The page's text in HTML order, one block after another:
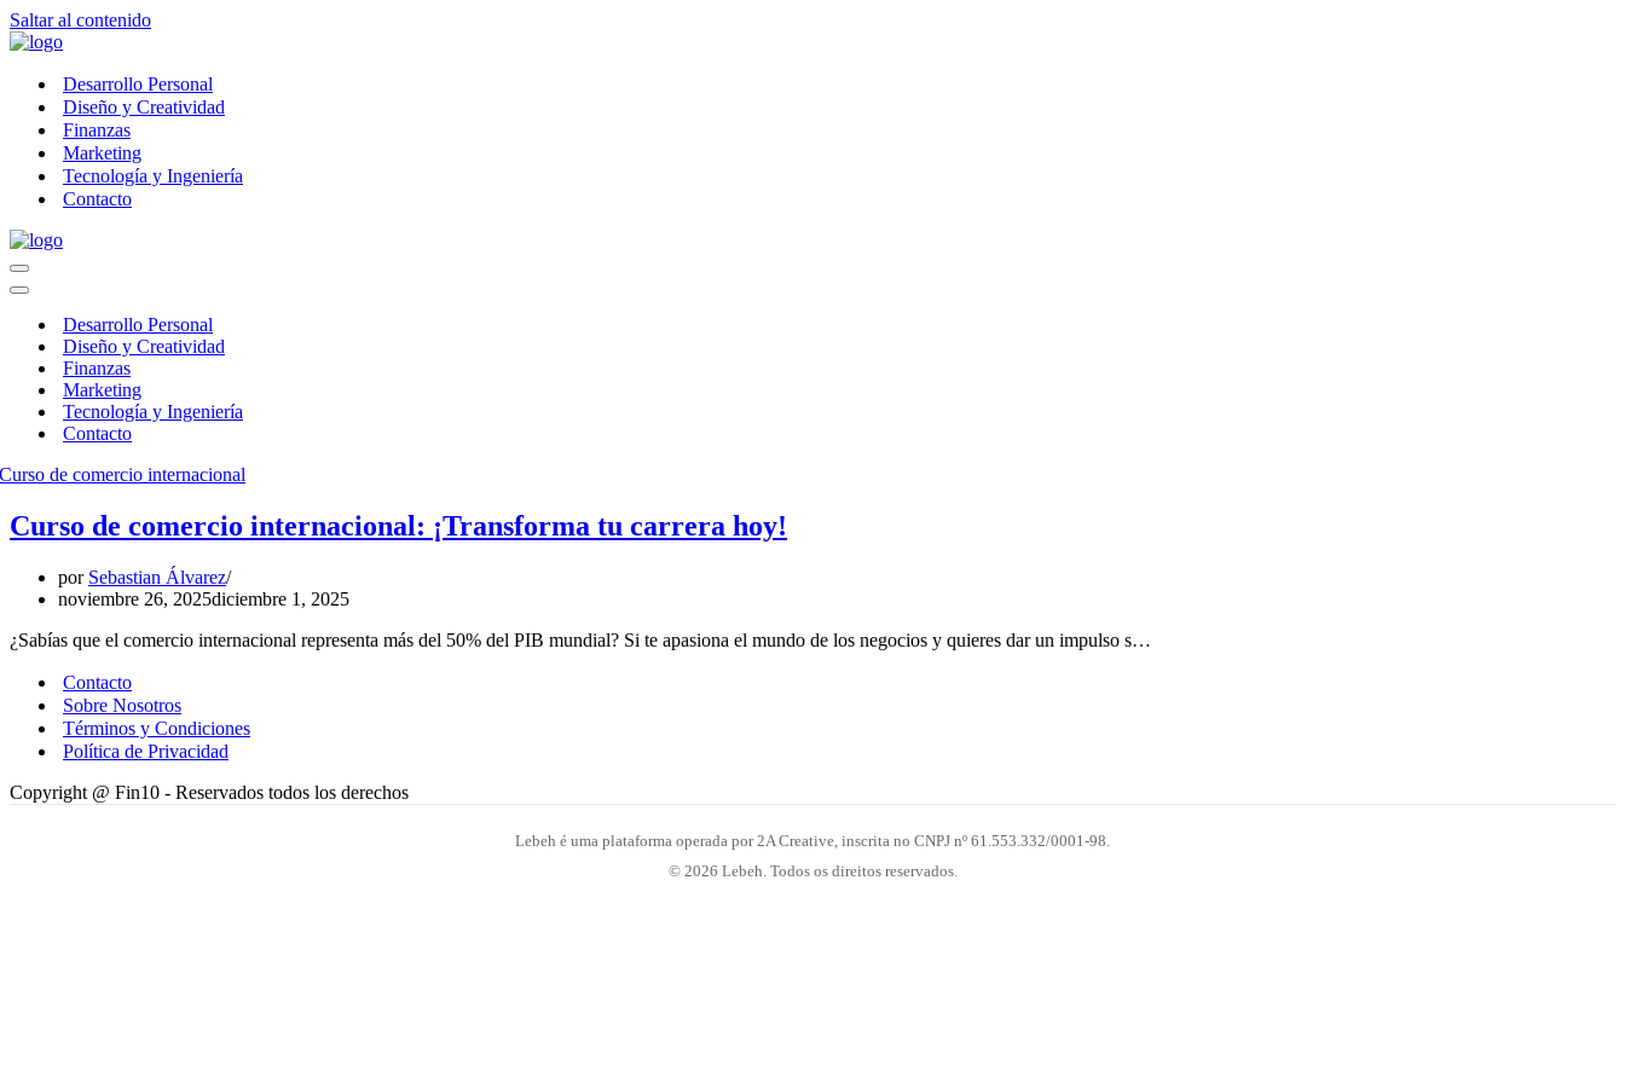
Saltar al contenido
Desarrollo Personal
Diseño y Creatividad
Finanzas
Marketing
Tecnología y Ingeniería
Contacto
Menú
de
Menú
navegaciónDesarrollo Personal
Diseño y Creatividad
Finanzas
Marketing
Tecnología y Ingeniería
Contacto
Curso de comercio internacional: ¡Transforma tu carrera hoy!
por Sebastian Álvarez
noviembre 26, 2025diciembre 1, 2025
¿Sabías que el comercio internacional representa más del 50% del PIB mundial? Si te apasiona el mundo de los negocios y quieres dar un impulso s…
Contacto
Sobre Nosotros
Términos y Condiciones
Política de Privacidad
Copyright @ Fin10 - Reservados todos los derechos
Lebeh é uma plataforma operada por 2A Creative, inscrita no CNPJ nº 61.553.332/0001-98.
© 2026 Lebeh. Todos os direitos reservados.